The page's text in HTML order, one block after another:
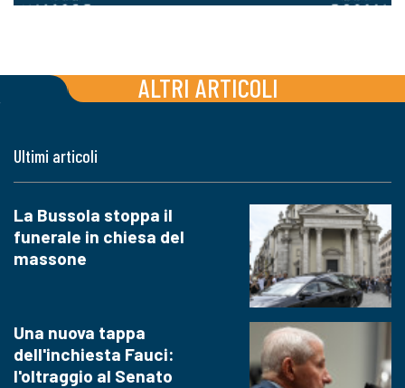
ALTRI ARTICOLI
Ultimi articoli
La Bussola stoppa il
funerale in chiesa del
massone
Una nuova tappa
dell'inchiesta Fauci:
l'oltraggio al Senato